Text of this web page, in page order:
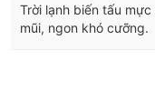
Trời lạnh biến tấu
mũi, ngon khó cưỡng.